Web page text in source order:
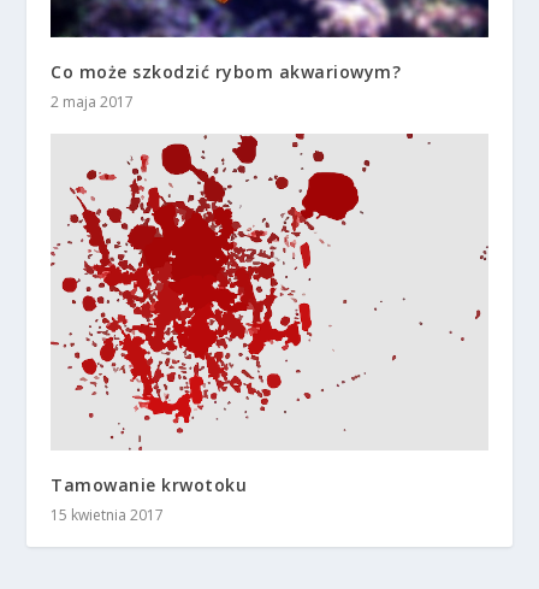
Co może szkodzić rybom akwariowym?
2 maja 2017
Tamowanie krwotoku
15 kwietnia 2017